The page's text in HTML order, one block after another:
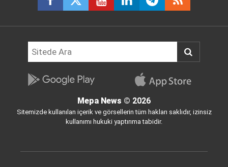
Mepa News © 2026
Sitemizde kullanılan içerik ve görsellerin tüm hakları saklıdır, izinsiz
kullanımı hukuki yaptırıma tabidir.